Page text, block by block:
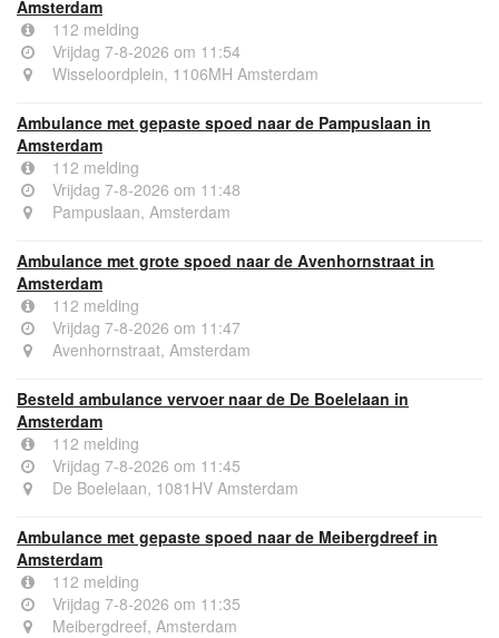
Amsterdam
112 melding
Vrijdag 7-8-2026 om 11:54
Wisseloordplein, 1106MH Amsterdam
Ambulance met gepaste spoed naar de Pampuslaan in
Amsterdam
112 melding
Vrijdag 7-8-2026 om 11:48
Pampuslaan, Amsterdam
Ambulance met grote spoed naar de Avenhornstraat in
Amsterdam
112 melding
Vrijdag 7-8-2026 om 11:47
Avenhornstraat, Amsterdam
Besteld ambulance vervoer naar de De Boelelaan in
Amsterdam
112 melding
Vrijdag 7-8-2026 om 11:45
De Boelelaan, 1081HV Amsterdam
Ambulance met gepaste spoed naar de Meibergdreef in
Amsterdam
112 melding
Vrijdag 7-8-2026 om 11:35
Meibergdreef, Amsterdam